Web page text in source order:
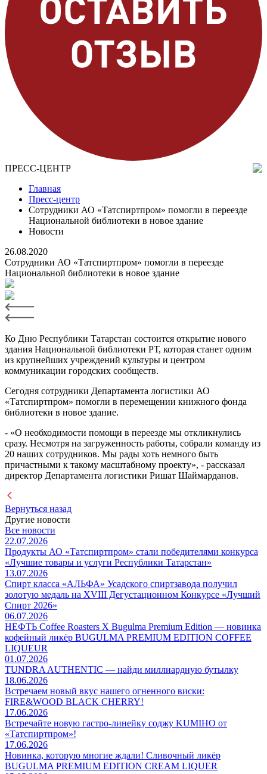
ПРЕСС-ЦЕНТР
Главная
Пресс-центр
Сотрудники АО «Татспиртпром» помогли в переезде
Национальной библиотеки в новое здание
Новости
26.08.2020
Сотрудники АО «Татспиртпром» помогли в переезде
Национальной библиотеки в новое здание
Ко Дню Республики Татарстан состоится открытие нового
здания Национальной библиотеки РТ, которая станет одним
из крупнейших учреждений культуры и центром
коммуникации городских сообществ.
Сегодня сотрудники Департамента логистики АО
«Татспиртпром» помогли в перемещении книжного фонда
библиотеки в новое здание.
- «О необходимости помощи в переезде мы откликнулись
сразу. Несмотря на загруженность работы, собрали команду из
20 наших сотрудников. Мы рады хоть немного быть
причастными к такому масштабному проекту», - рассказал
директор Департамента логистики Ришат Шаймарданов.
Вернуться назад
Другие новости
Все новости
22.07.2026
Продукты АО «Татспиртпром» стали победителями конкурса
«Лучшие товары и услуги Республики Татарстан»
13.07.2026
Спирт класса «АЛЬФА» Усадского спиртзавода получил
золотую медаль на XVIII Дегустационном Конкурсе «Лучший
Спирт 2026»
06.07.2026
НЕФТЬ Coffee Roasters Х Bugulma Premium Edition — новинка
кофейный ликёр BUGULMA PREMIUM EDITION COFFEE
LIQUEUR
01.07.2026
TUNDRA AUTHENTIC — найди миллиардную бутылку
18.06.2026
Встречаем новый вкус нашего огненного виски:
FIRE&WOOD BLACK CHERRY!
17.06.2026
Встречайте новую гастро-линейку соджу KUMIHO от
«Татспиртпром»!
17.06.2026
Новинка, которую многие ждали! Сливочный ликёр
BUGULMA PREMIUM EDITION CREAM LIQUER